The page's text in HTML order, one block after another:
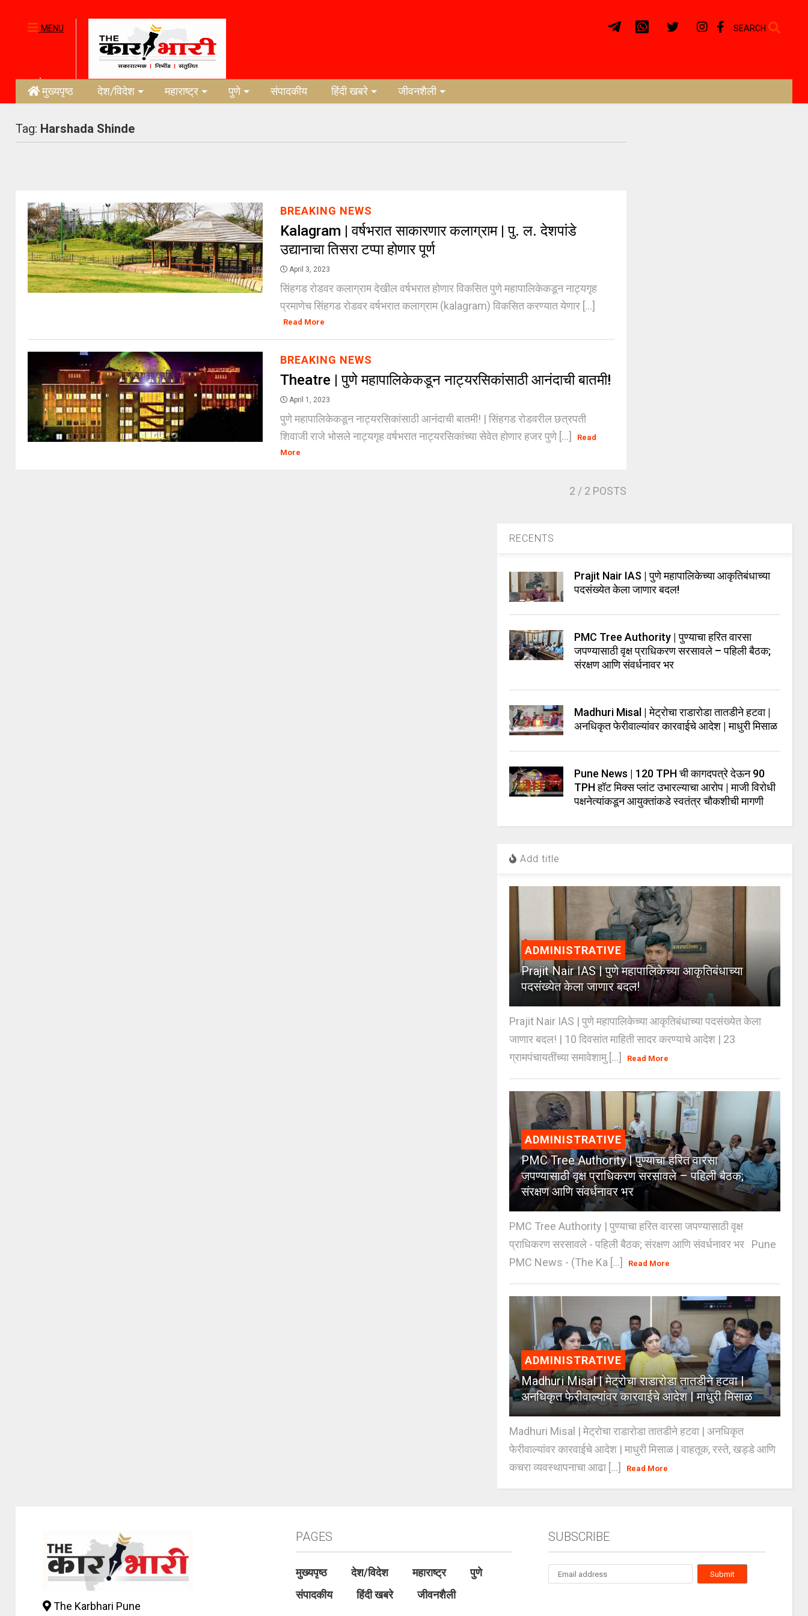
MENU SEARCH
मुख्यपृष्ठ देश/विदेश महाराष्ट्र पुणे संपादकीय हिंदी खबरे जीवनशैली
Tag: Harshada Shinde
BREAKING NEWS
Kalagram | वर्षभरात साकारणार कलाग्राम | पु. ल. देशपांडे
उद्यानाचा तिसरा टप्पा होणार पूर्ण
April 3, 2023
सिंहगड रोडवर कलाग्राम देखील वर्षभरात होणार विकसित पुणे महापालिकेकडून नाट्यगृह
प्रमाणेच सिंहगड रोडवर वर्षभरात कलाग्राम (kalagram) विकसित करण्यात येणार [...]
Read More
BREAKING NEWS
Theatre | पुणे महापालिकेकडून नाट्यरसिकांसाठी आनंदाची बातमी!
April 1, 2023
पुणे महापालिकेकडून नाट्यरसिकांसाठी आनंदाची बातमी! | सिंहगड रोडवरील छत्रपती
शिवाजी राजे भोसले नाट्यगृह वर्षभरात नाट्यरसिकांच्या सेवेत होणार हजर पुणे [...]
Read
More
2 / 2 POSTS
RECENTS
Prajit Nair IAS | पुणे महापालिकेच्या आकृतिबंधाच्या
पदसंख्येत केला जाणार बदल!
PMC Tree Authority | पुण्याचा हरित वारसा
जपण्यासाठी वृक्ष प्राधिकरण सरसावले – पहिली बैठक;
संरक्षण आणि संवर्धनावर भर
Madhuri Misal | मेट्रोचा राडारोडा तातडीने हटवा |
अनधिकृत फेरीवाल्यांवर कारवाईचे आदेश | माधुरी मिसाळ
Pune News | 120 TPH ची कागदपत्रे देऊन 90
TPH हॉट मिक्स प्लांट उभारल्याचा आरोप | माजी विरोधी
पक्षनेत्यांकडून आयुक्तांकडे स्वतंत्र चौकशीची मागणी
Add title
ADMINISTRATIVE
Prajit Nair IAS | पुणे महापालिकेच्या आकृतिबंधाच्या
पदसंख्येत केला जाणार बदल!
Prajit Nair IAS | पुणे महापालिकेच्या आकृतिबंधाच्या पदसंख्येत केला
जाणार बदल! | 10 दिवसांत माहिती सादर करण्याचे आदेश | 23
ग्रामपंचायतींच्या समावेशामु [...]
Read More
ADMINISTRATIVE
PMC Tree Authority | पुण्याचा हरित वारसा
जपण्यासाठी वृक्ष प्राधिकरण सरसावले – पहिली बैठक;
संरक्षण आणि संवर्धनावर भर
PMC Tree Authority | पुण्याचा हरित वारसा जपण्यासाठी वृक्ष
प्राधिकरण सरसावले - पहिली बैठक; संरक्षण आणि संवर्धनावर भर Pune
PMC News - (The Ka [...]
Read More
ADMINISTRATIVE
Madhuri Misal | मेट्रोचा राडारोडा तातडीने हटवा |
अनधिकृत फेरीवाल्यांवर कारवाईचे आदेश | माधुरी मिसाळ
Madhuri Misal | मेट्रोचा राडारोडा तातडीने हटवा | अनधिकृत
फेरीवाल्यांवर कारवाईचे आदेश | माधुरी मिसाळ | वाहतूक, रस्ते, खड्डे आणि
कचरा व्यवस्थापनाचा आढा [...]
Read More
The Karbhari Pune
PAGES
मुख्यपृष्ठ देश/विदेश महाराष्ट्र
पुणे
संपादकीय
हिंदी खबरे जीवनशैली
SUBSCRIBE